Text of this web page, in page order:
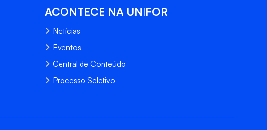
ACONTECE NA UNIFOR
Notícias
Eventos
Central de Conteúdo
Processo Seletivo